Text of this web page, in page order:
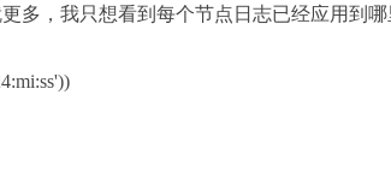
多，我只想看到每个节点日志已经应用到